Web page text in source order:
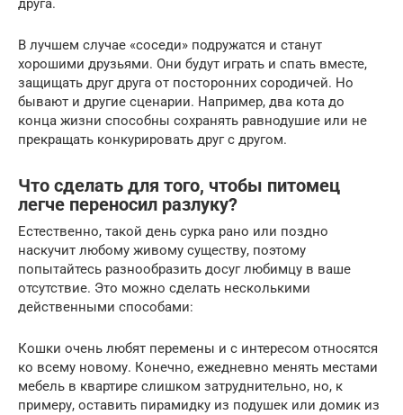
друга.
В лучшем случае «соседи» подружатся и станут
хорошими друзьями. Они будут играть и спать вместе,
защищать друг друга от посторонних сородичей. Но
бывают и другие сценарии. Например, два кота до
конца жизни способны сохранять равнодушие или не
прекращать конкурировать друг с другом.
Что сделать для того, чтобы питомец
легче переносил разлуку?
Естественно, такой день сурка рано или поздно
наскучит любому живому существу, поэтому
попытайтесь разнообразить досуг любимцу в ваше
отсутствие. Это можно сделать несколькими
действенными способами:
Кошки очень любят перемены и с интересом относятся
ко всему новому. Конечно, ежедневно менять местами
мебель в квартире слишком затруднительно, но, к
примеру, оставить пирамидку из подушек или домик из